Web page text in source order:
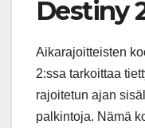
Destiny
Aikarajoitteisten
2:ssa tarkoittaa
rajoitetun ajan
palkintoja. Nämä